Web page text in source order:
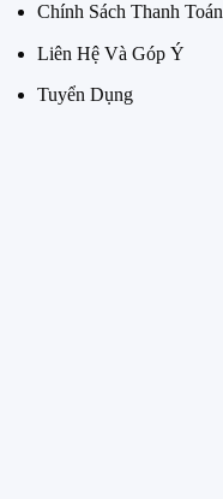
Chính Sách Thanh Toán
Liên Hệ Và Góp Ý
Tuyển Dụng